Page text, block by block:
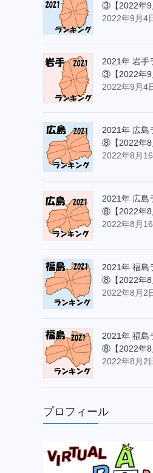
③【2022年9
2022年9月4
2021年 岩手
③【2022年9
2022年9月4
2021年 広島
⑧【2022年8
2022年8月
2021年 広島
⑧【2022年8
2022年8月
2021年 福島
⑧【2022年8
2022年8月2
2021年 福島
⑧【2022年8
2022年8月2
プロフィール